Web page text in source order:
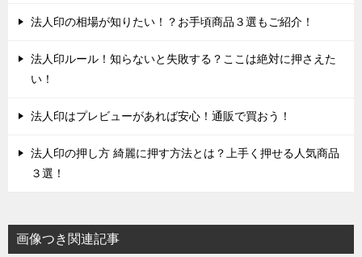
ョ 法人印の相場が知りたい！？お手頃商品３選もご紹介！
法人印ルール！知らないと失敗する？ここは絶対に押さえた
い！
法人印はプレビューがあれば安心！通販で買おう！
法人印の押し方 綺麗に押す方法とは？上手く押せる人気商品
３選！
画像つき関連記事